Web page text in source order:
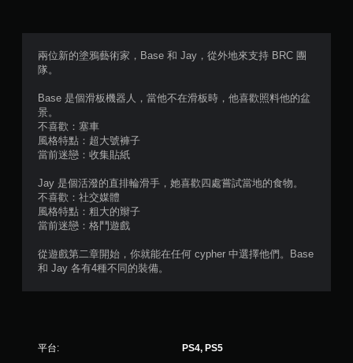
星
2
分
兩位新的塗鴉藝術家，Base 和 Jay，從外地來支持 BRC 團
隊。
Base 是個滑板機器人，當他不在滑板時，他喜歡照料他的盆
景。
不喜歡：塞車
風格特點：超大號褲子
當前迷戀：收集貼紙
Jay 是個活潑的直排輪滑手，她喜歡四處嘗試當地的食物。
不喜歡：社交媒體
風格特點：粗大的辮子
當前迷戀：格鬥遊戲
從遊戲第二章開始，你就能在任何 cypher 中選擇他們。Base
和 Jay 各有4種不同的裝備。
平台: PS4, PS5